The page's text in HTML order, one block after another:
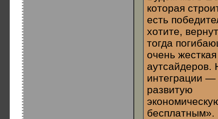
которая
есть
хотите,
тогда
очень
аутсайдеров.
интеграции —
развитую
бесплатным».